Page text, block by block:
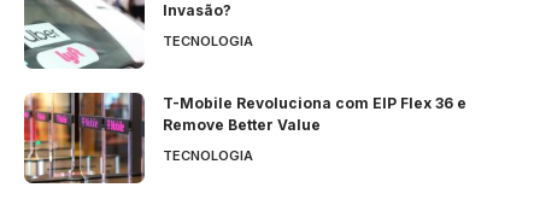
Invasão?
TECNOLOGIA
T-Mobile Revoluciona com EIP Flex 36 e
Remove Better Value
TECNOLOGIA